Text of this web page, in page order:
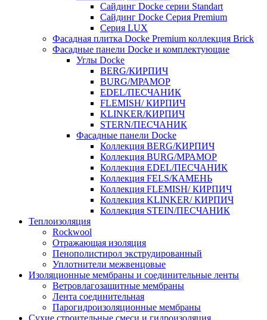
Cайдинг Docke серии Standart
Сайдинг Docke Серия Premium
Серия LUX
Фасадная плитка Docke Premium коллекция Brick
Фасадные панели Docke и комплектующие
Углы Docke
BERG/КИРПИЧ
BURG/МРАМОР
EDEL/ПЕСЧАНИК
FLEMISH/ КИРПИЧ
KLINKER/КИРПИЧ
STERN/ПЕСЧАНИК
Фасадные панели Docke
Коллекция BERG/КИРПИЧ
Коллекция BURG/МРАМОР
Коллекция EDEL/ПЕСЧАНИК
Коллекция FELS/КАМЕНЬ
Коллекция FLEMISH/ КИРПИЧ
Коллекция KLINKER/ КИРПИЧ
Коллекция STEIN/ПЕСЧАНИК
Теплоизоляция
Rockwool
Отражающая изоляция
Пенополистирол экструдированный
Уплотнители межвенцовые
Изоляционные мембраны и соединительные ленты
Ветровлагозащитные мембраны
Лента соединительная
Парогидроизоляционные мембраны
Сухие строительные смеси и гидроизоляция